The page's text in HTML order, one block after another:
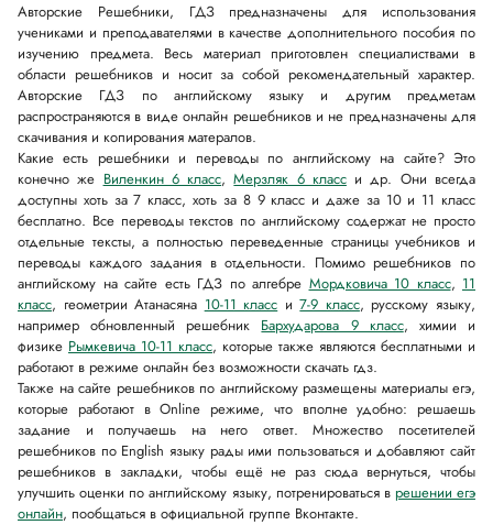
Авторские Решебники, ГДЗ предназначены для использования
учениками и преподавателями в качестве дополнительного пособия по
изучению предмета. Весь материал приготовлен специалиствами в
области решебников и носит за собой рекомендательный характер.
Авторские ГДЗ по английскому языку и другим предметам
распространяются в виде онлайн решебников и не предназначены для
скачивания и копирования матералов.
Какие есть решебники и переводы по английскому на сайте? Это
конечно же Виленкин 6 класс,Мерзляк 6 класси др. Они всегда
доступны хоть за 7 класс, хоть за 8 9 класс и даже за 10 и 11 класс
бесплатно. Все переводы текстов по английскому содержат не просто
отдельные тексты, а полностью переведенные страницы учебников и
переводы каждого задания в отдельности. Помимо решебников по
английскому на сайте есть ГДЗ по алгебре Мордковича 10 класс, 11
класс, геометрии Атанасяна 10-11 класс и7-9 класс, русскому языку,
например обновленный решебник Бархударова 9 класс, химии и
физике Рымкевича 10-11 класс, которые также являются бесплатными и
работают в режиме онлайн без возможности скачать гдз.
Также на сайте решебников по английскому размещены материалы егэ,
которые работают в Online режиме, что вполне удобно: решаешь
задание и получаешь на него ответ. Множество посетителей
решебников по English языку рады ими пользоваться и добавляют сайт
решебников в закладки, чтобы ещё не раз сюда вернуться, чтобы
улучшить оценки по английскому языку, потренироваться в решении егэ
онлайн, пообщаться в официальной группе Вконтакте.